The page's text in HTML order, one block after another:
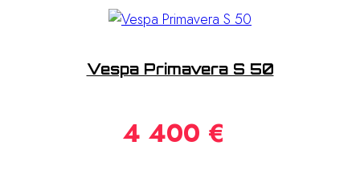
Vespa Primavera S 50
4 400 €